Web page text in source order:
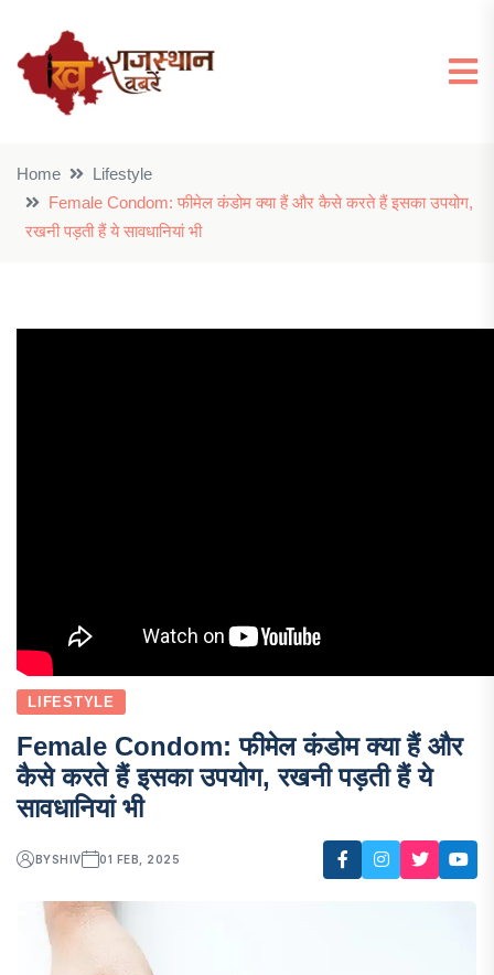
Home
Lifestyle
Female Condom: फीमेल कंडोम क्या हैं और कैसे करते हैं इसका उपयोग,
रखनी पड़ती हैं ये सावधानियां भी
LIFESTYLE
Female Condom: फीमेल कंडोम क्या हैं और
कैसे करते हैं इसका उपयोग, रखनी पड़ती हैं ये
सावधानियां भी
BYSHIV 01 FEB, 2025